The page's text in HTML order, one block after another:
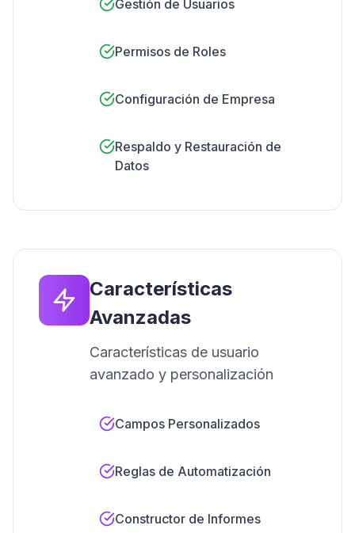
Gestión de Usuarios
Permisos de Roles
Configuración de Empresa
Respaldo y Restauración de
Datos
Características
Avanzadas
Características de usuario
avanzado y personalización
Campos Personalizados
Reglas de Automatización
Constructor de Informes